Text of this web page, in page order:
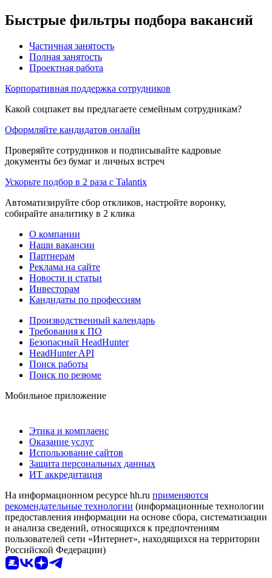
Быстрые фильтры подбора вакансий
Частичная занятость
Полная занятость
Проектная работа
Корпоративная поддержка сотрудников
Какой соцпакет вы предлагаете семейным сотрудникам?
Оформляйте кандидатов онлайн
Проверяйте сотрудников и подписывайте кадровые
документы без бумаг и личных встреч
Ускорьте подбор в 2 раза с Talantix
Автоматизируйте сбор откликов, настройте воронку,
собирайте аналитику в 2 клика
О компании
Наши вакансии
Партнерам
Реклама на сайте
Новости и статьи
Инвесторам
Кандидаты по профессиям
Производственный календарь
Требования к ПО
Безопасный HeadHunter
HeadHunter API
Поиск работы
Поиск по резюме
Мобильное приложение
Этика и комплаенс
Оказание услуг
Использование сайтов
Защита персональных данных
ИТ аккредитация
На информационном ресурсе hh.ru применяются
рекомендательные технологии (информационные технологии
предоставления информации на основе сбора, систематизации
и анализа сведений, относящихся к предпочтениям
пользователей сети «Интернет», находящихся на территории
Российской Федерации)